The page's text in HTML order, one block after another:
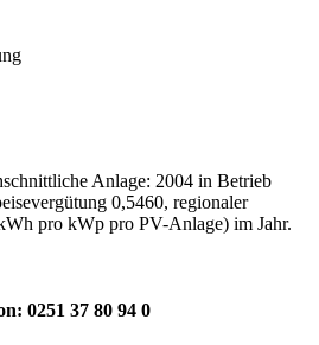
Anlage: 2004 in Betrieb
0,5460, regionaler
pro kWp pro PV-Anlage) im Jahr.
0251 37 80 94 0